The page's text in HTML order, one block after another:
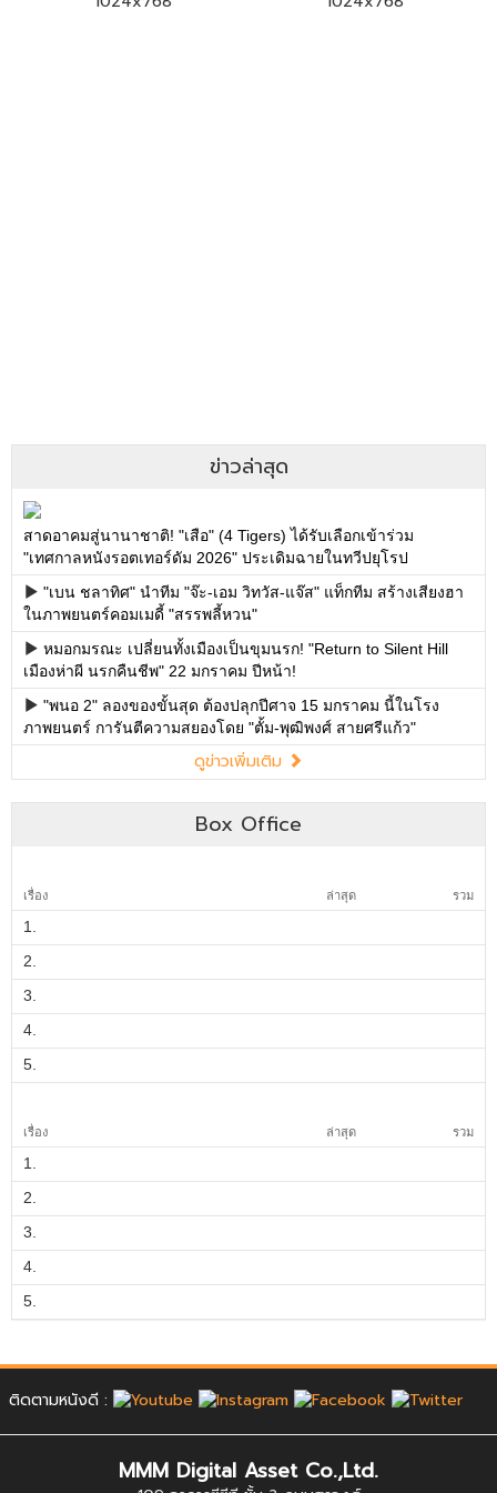
ข่าวล่าสุด
สาดอาคมสู่นานาชาติ! "เสือ" (4 Tigers) ได้รับเลือกเข้าร่วม
"เทศกาลหนังรอตเทอร์ดัม 2026" ประเดิมฉายในทวีปยุโรป
"เบน ชลาทิศ" นำทีม "จ๊ะ-เอม วิทวัส-แจ๊ส" แท็กทีม สร้างเสียงฮา
ในภาพยนตร์คอมเมดี้ "สรรพลี้หวน"
หมอกมรณะ เปลี่ยนทั้งเมืองเป็นขุมนรก! "Return to Silent Hill
เมืองห่าผี นรกคืนชีพ" 22 มกราคม ปีหน้า!
"พนอ 2" ลองของขั้นสุด ต้องปลุกปีศาจ 15 มกราคม นี้ในโรง
ภาพยนตร์ การันตีความสยองโดย "ตั้ม-พุฒิพงศ์ สายศรีแก้ว"
ดูข่าวเพิ่มเติม
Box Office
เรื่อง ล่าสุด รวม
1.
2.
3.
4.
5.
เรื่อง ล่าสุด รวม
1.
2.
3.
4.
5.
ติดตามหนังดี :
MMM Digital Asset Co.,Ltd.